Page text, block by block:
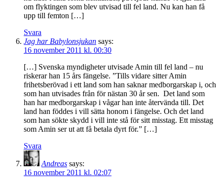
om flyktingen som blev utvisad till fel land. Nu kan han få
upp till femton […]
Svara
Jag har Babylonsjukan says:
16 november 2011 kl. 00:30
[…] Svenska myndigheter utvisade Amin till fel land – nu
riskerar han 15 års fängelse. ”Tills vidare sitter Amin
frihetsberövad i ett land som han saknar medborgarskap i, och
som han utvisades från för nästan 30 år sen. Det land som
han har medborgarskap i vågar han inte återvända till. Det
land han föddes i vill sätta honom i fängelse. Och det land
som han sökte skydd i vill inte stå för sitt misstag. Ett misstag
som Amin ser ut att få betala dyrt för.” […]
Svara
Andreas says:
16 november 2011 kl. 02:07